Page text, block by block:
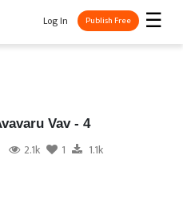
☰
Log In Publish Free
Vav - 4
2.1k 1 1.1k